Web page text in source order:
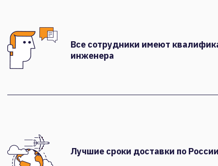
Все сотрудники имеют
инженера
Лучшие сроки доставки по